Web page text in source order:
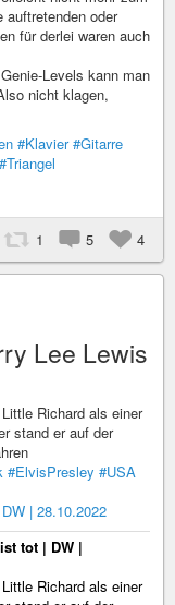
auftretenden oder
für derlei waren auch
Levels kann man
nicht klagen,
#Klavier #Gitarre
#Triangel
1 5 4
Lee Lewis
Richard als einer
stand er auf der
#ElvisPresley #USA
| 28.10.2022
tot | DW |
Richard als einer